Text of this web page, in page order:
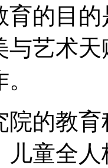
育的目
与艺术
院的教
儿童全